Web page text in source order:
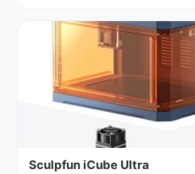
Sculpfun iCube Ultra